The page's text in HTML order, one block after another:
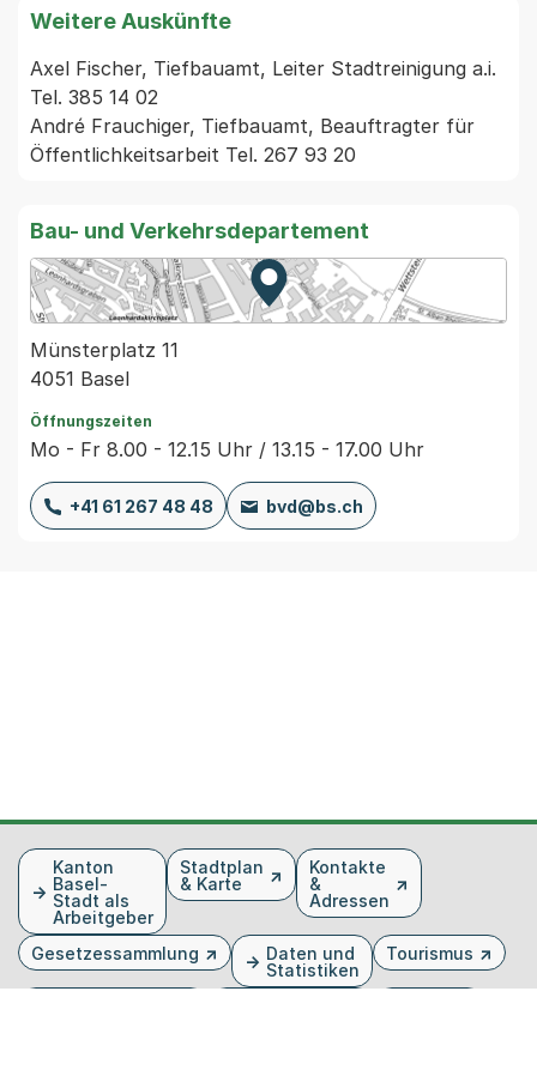
Weitere Auskünfte
Axel Fischer, Tiefbauamt, Leiter Stadtreinigung a.i.
Tel. 385 14 02
André Frauchiger, Tiefbauamt, Beauftragter für
Öffentlichkeitsarbeit Tel. 267 93 20
Bau- und Verkehrsdepartement
Zur Karte von MapBS.
Externer Link, wird in einem
Münsterplatz 11
4051 Basel
Öffnungszeiten
Mo - Fr 8.00 - 12.15 Uhr / 13.15 - 17.00 Uhr
+41 61 267 48 48 bvd@bs.ch
FusszeileKanton
Basel-
Stadt als
Arbeitgeber
Stadtplan
& Karte
Kontakte
&
Adressen
Gesetzessammlung
Daten und
Statistiken
Tourismus